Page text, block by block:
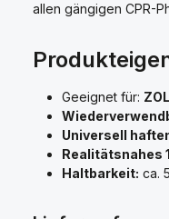
allen gängigen CPR-
Geeignet für:
Universell
Realitätsnahes
Haltbarkeit: ca.